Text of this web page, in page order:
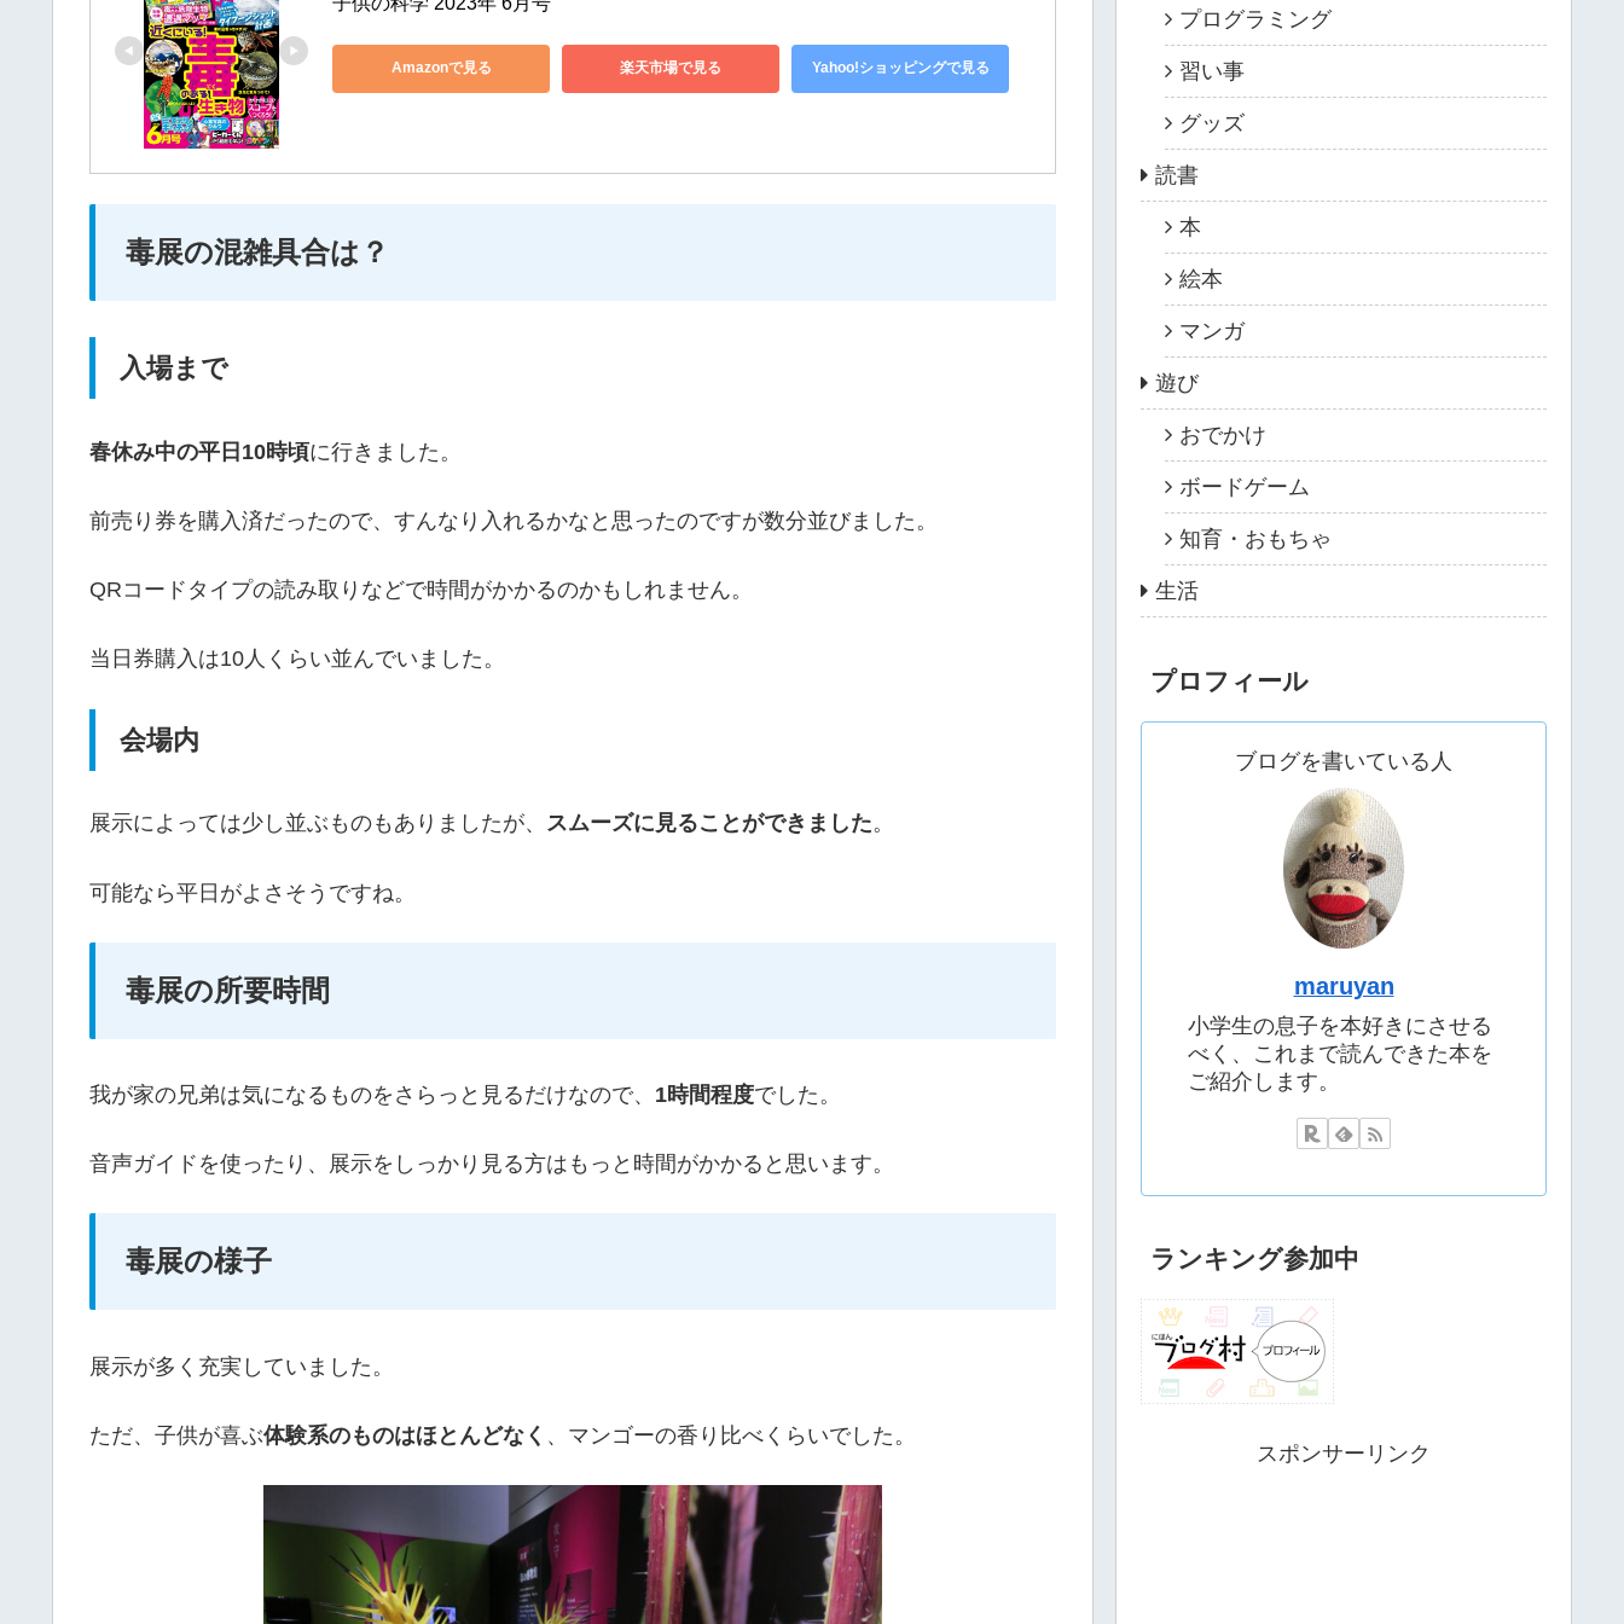
Amazonで見る 楽天市場で見る Yahoo!ショッピングで見る
毒展の混雑具合は？
入場まで
春休み中の平日10時頃に行きました。
前売り券を購入済だったので、すんなり入れるかなと思ったのですが数分並びました。
QRコードタイプの読み取りなどで時間がかかるのかもしれません。
当日券購入は10人くらい並んでいました。
会場内
展示によっては少し並ぶものもありましたが、 スムーズに見ることができました。
可能なら平日がよさそうですね。
毒展の所要時間
我が家の兄弟は気になるものをさらっと見るだけなので、 1時間程度でした。
音声ガイドを使ったり、展示をしっかり見る方はもっと時間がかかると思います。
毒展の様子
展示が多く充実していました。
ただ、子供が喜ぶ体験系のものはほとんどなく 、マンゴーの香り比べくらいでした。
プログラミング
習い事
グッズ
読書
本
絵本
マンガ
遊び
おでかけ
ボードゲーム
知育・おもちゃ
生活
プロフィール
ブログを書いている人
maruyan
小学生の息子を本好きにさせる
べく、これまで読んできた本を
ご紹介します。
ランキング参加中
スポンサーリンク